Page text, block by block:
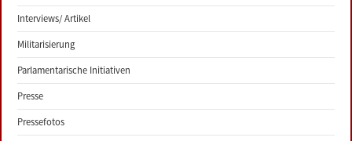
Interviews/ Artikel
Militarisierung
Parlamentarische Initiativen
Presse
Pressefotos